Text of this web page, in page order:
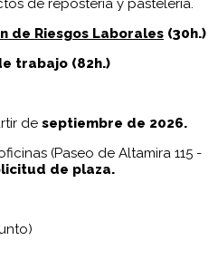
de repostería y pastelería.
de Riesgos Laborales (30h.)
trabajo (82h.)
de septiembre de 2026.
(Paseo de Altamira 115 -
de plaza.